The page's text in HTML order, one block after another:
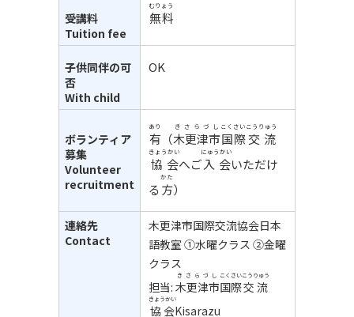
受講料
Tuition fee
無料
むりょう
子供同伴の可
否
With child
OK
ボランティア
募集
Volunteer
recruitment
有
あり
（木更津市
きさらづし
国際
こくさい
交流
こうりゅう
協会
きょうかい
へご入会
にゅうかい
いただけ
る 方
かた
）
連絡先
Contact
木更津市国際交流協会日本
語教室 ①水曜クラス ②金曜
クラス
担当: 木更津市
きさらづし
国際
こくさい
交流
こうりゅう
協会
きょうかい
Kisarazu